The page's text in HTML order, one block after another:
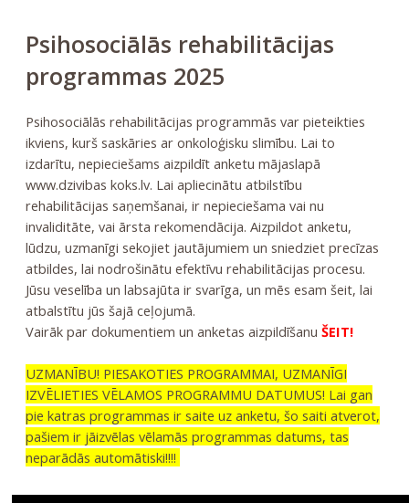
Psihosociālās rehabilitācijas
programmas 2025
Psihosociālās rehabilitācijas programmās var pieteikties
ikviens, kurš saskāries ar onkoloģisku slimību. Lai to
izdarītu, nepieciešams aizpildīt anketu mājaslapā
www.dzivibas koks.lv. Lai apliecinātu atbilstību
rehabilitācijas saņemšanai, ir nepieciešama vai nu
invaliditāte, vai ārsta rekomendācija. Aizpildot anketu,
lūdzu, uzmanīgi sekojiet jautājumiem un sniedziet precīzas
atbildes, lai nodrošinātu efektīvu rehabilitācijas procesu.
Jūsu veselība un labsajūta ir svarīga, un mēs esam šeit, lai
atbalstītu jūs šajā ceļojumā.
Vairāk par dokumentiem un anketas aizpildīšanu ŠEIT!
UZMANĪBU! PIESAKOTIES PROGRAMMAI, UZMANĪGI
IZVĒLIETIES VĒLAMOS PROGRAMMU DATUMUS! Lai gan
pie katras programmas ir saite uz anketu, šo saiti atverot,
pašiem ir jāizvēlas vēlamās programmas datums, tas
neparādās automātiski!!!!